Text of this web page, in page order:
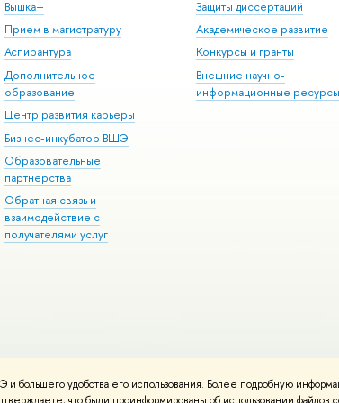
удобства его использования. Более подробную
Вышка+
Прием в магистратуру
Аспирантура
Дополнительное
образование
Центр развития карьеры
Бизнес-инкубатор ВШЭ
Образовательные
партнерства
Обратная связь и
взаимодействие с
получателями услуг
Защиты диссертаций
Академическое развитие
Конкурсы и гранты
Внешние научно-
информационные ресурсы
Условия использования материалов Политика